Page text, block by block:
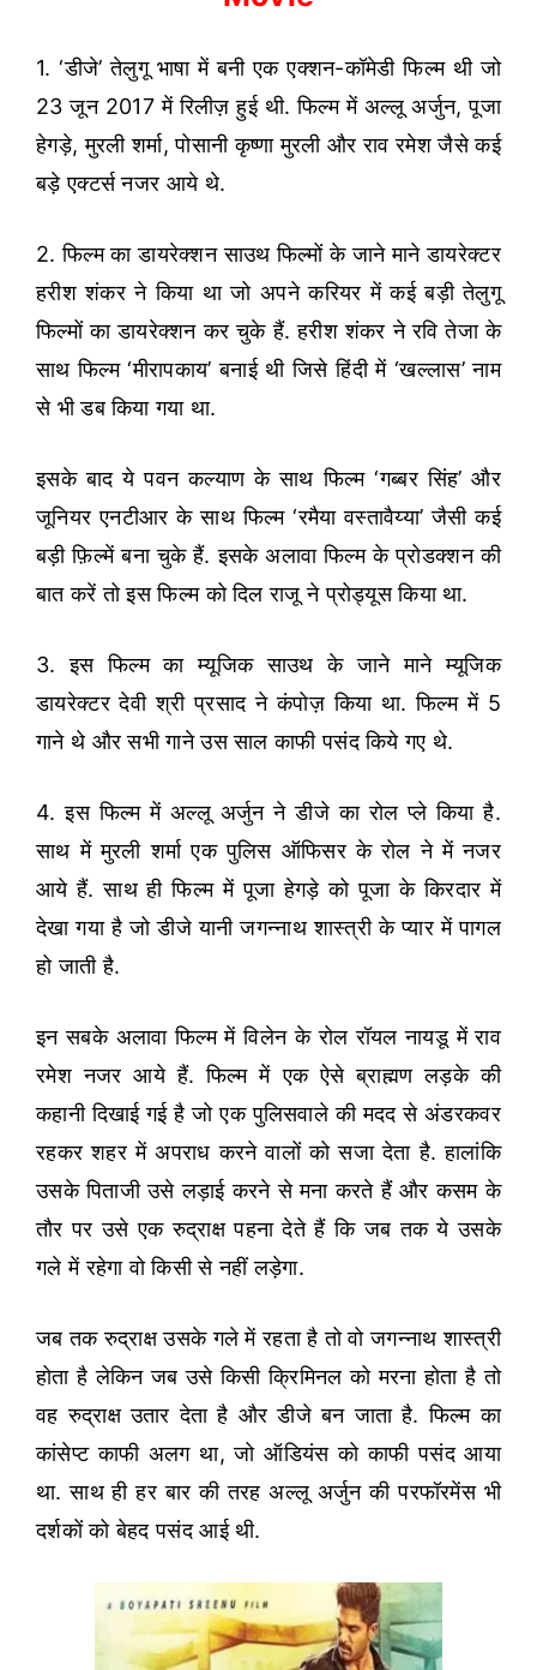
1. ‘डीजे’ तेलुगू भाषा में बनी एक एक्शन-कॉमेडी फिल्म थी जो
23 जून 2017 में रिलीज़ हुई थी. फिल्म में अल्लू अर्जुन, पूजा
हेगड़े, मुरली शर्मा, पोसानी कृष्णा मुरली और राव रमेश जैसे कई
बड़े एक्टर्स नजर आये थे.
2. फिल्म का डायरेक्शन साउथ फिल्मों के जाने माने डायरेक्टर
हरीश शंकर ने किया था जो अपने करियर में कई बड़ी तेलुगू
फिल्मों का डायरेक्शन कर चुके हैं. हरीश शंकर ने रवि तेजा के
साथ फिल्म ‘मीरापकाय’ बनाई थी जिसे हिंदी में ‘खल्लास’ नाम
से भी डब किया गया था.
इसके बाद ये पवन कल्याण के साथ फिल्म ‘गब्बर सिंह’ और
जूनियर एनटीआर के साथ फिल्म ‘रमैया वस्तावैय्या’ जैसी कई
बड़ी फ़िल्में बना चुके हैं. इसके अलावा फिल्म के प्रोडक्शन की
बात करें तो इस फिल्म को दिल राजू ने प्रोड्यूस किया था.
3. इस फिल्म का म्यूजिक साउथ के जाने माने म्यूजिक
डायरेक्टर देवी श्री प्रसाद ने कंपोज़ किया था. फिल्म में 5
गाने थे और सभी गाने उस साल काफी पसंद किये गए थे.
4. इस फिल्म में अल्लू अर्जुन ने डीजे का रोल प्ले किया है.
साथ में मुरली शर्मा एक पुलिस ऑफिसर के रोल ने में नजर
आये हैं. साथ ही फिल्म में पूजा हेगड़े को पूजा के किरदार में
देखा गया है जो डीजे यानी जगन्नाथ शास्त्री के प्यार में पागल
हो जाती है.
इन सबके अलावा फिल्म में विलेन के रोल रॉयल नायडू में राव
रमेश नजर आये हैं. फिल्म में एक ऐसे ब्राह्मण लड़के की
कहानी दिखाई गई है जो एक पुलिसवाले की मदद से अंडरकवर
रहकर शहर में अपराध करने वालों को सजा देता है. हालांकि
उसके पिताजी उसे लड़ाई करने से मना करते हैं और कसम के
तौर पर उसे एक रुद्राक्ष पहना देते हैं कि जब तक ये उसके
गले में रहेगा वो किसी से नहीं लड़ेगा.
जब तक रुद्राक्ष उसके गले में रहता है तो वो जगन्नाथ शास्त्री
होता है लेकिन जब उसे किसी क्रिमिनल को मरना होता है तो
वह रुद्राक्ष उतार देता है और डीजे बन जाता है. फिल्म का
कांसेप्ट काफी अलग था, जो ऑडियंस को काफी पसंद आया
था. साथ ही हर बार की तरह अल्लू अर्जुन की परफॉरमेंस भी
दर्शकों को बेहद पसंद आई थी.